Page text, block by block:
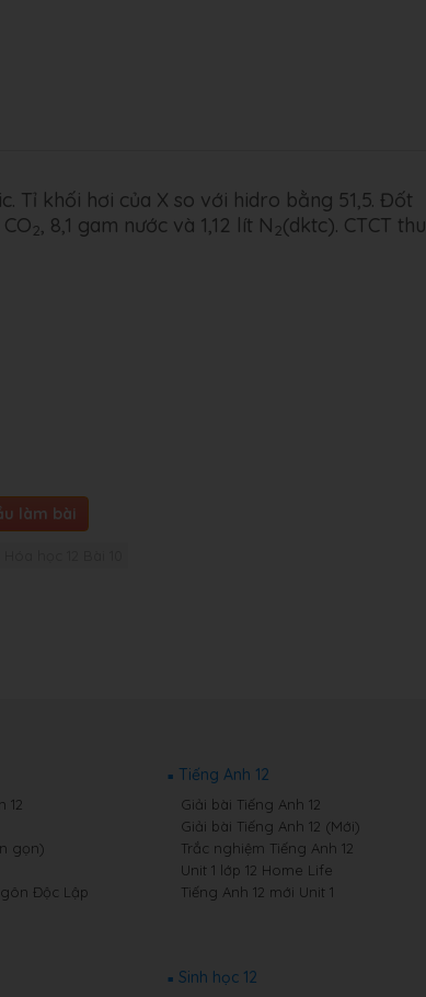
Tỉ khối hơi của X so với hidro bằng 51,5. Đốt
2, 8,1 gam nước và 1,12 lít N 2(dktc). CTCT thu
làm bài
12
gọn)
Độc Lập
Tiếng Anh 12
Giải bài Tiếng Anh 12
Giải bài Tiếng Anh 12 (Mới)
Trắc nghiệm Tiếng Anh 12
Unit 1 lớp 12 Home Life
Tiếng Anh 12 mới Unit 1
Sinh học 12